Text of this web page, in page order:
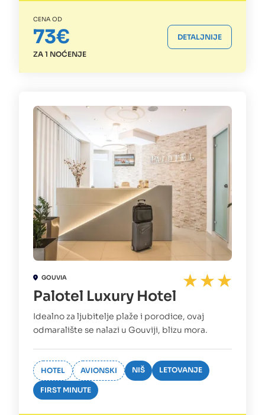
CENA OD
73€
ZA 1 NOĆENJE
DETALJNIJE
GOUVIA
Palotel Luxury Hotel
Idealno za ljubitelje plaže i porodice, ovaj
odmaralište se nalazi u Gouviji, blizu mora.
HOTEL AVIONSKI NIŠ LETOVANJE
FIRST MINUTE